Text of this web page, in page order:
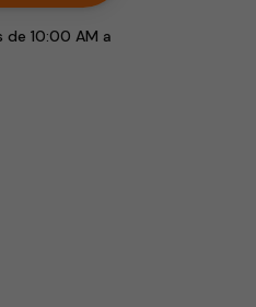
de 10:00 AM a